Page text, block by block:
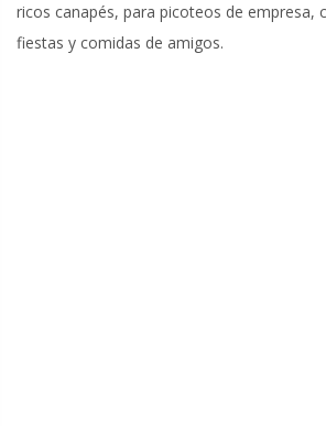
ricos canapés, para picoteos de empresa,
fiestas y comidas de amigos.